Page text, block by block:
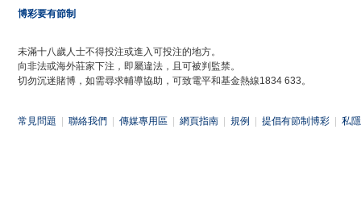
博彩要有節制
未滿十八歲人士不得投注或進入可投注的地方。
向非法或海外莊家下注，即屬違法，且可被判監禁。
切勿沉迷賭博，如需尋求輔導協助，可致電平和基金熱線1834 633。
常見問題 聯絡我們 傳媒專用區 網頁指南 規例 提倡有節制博彩 私